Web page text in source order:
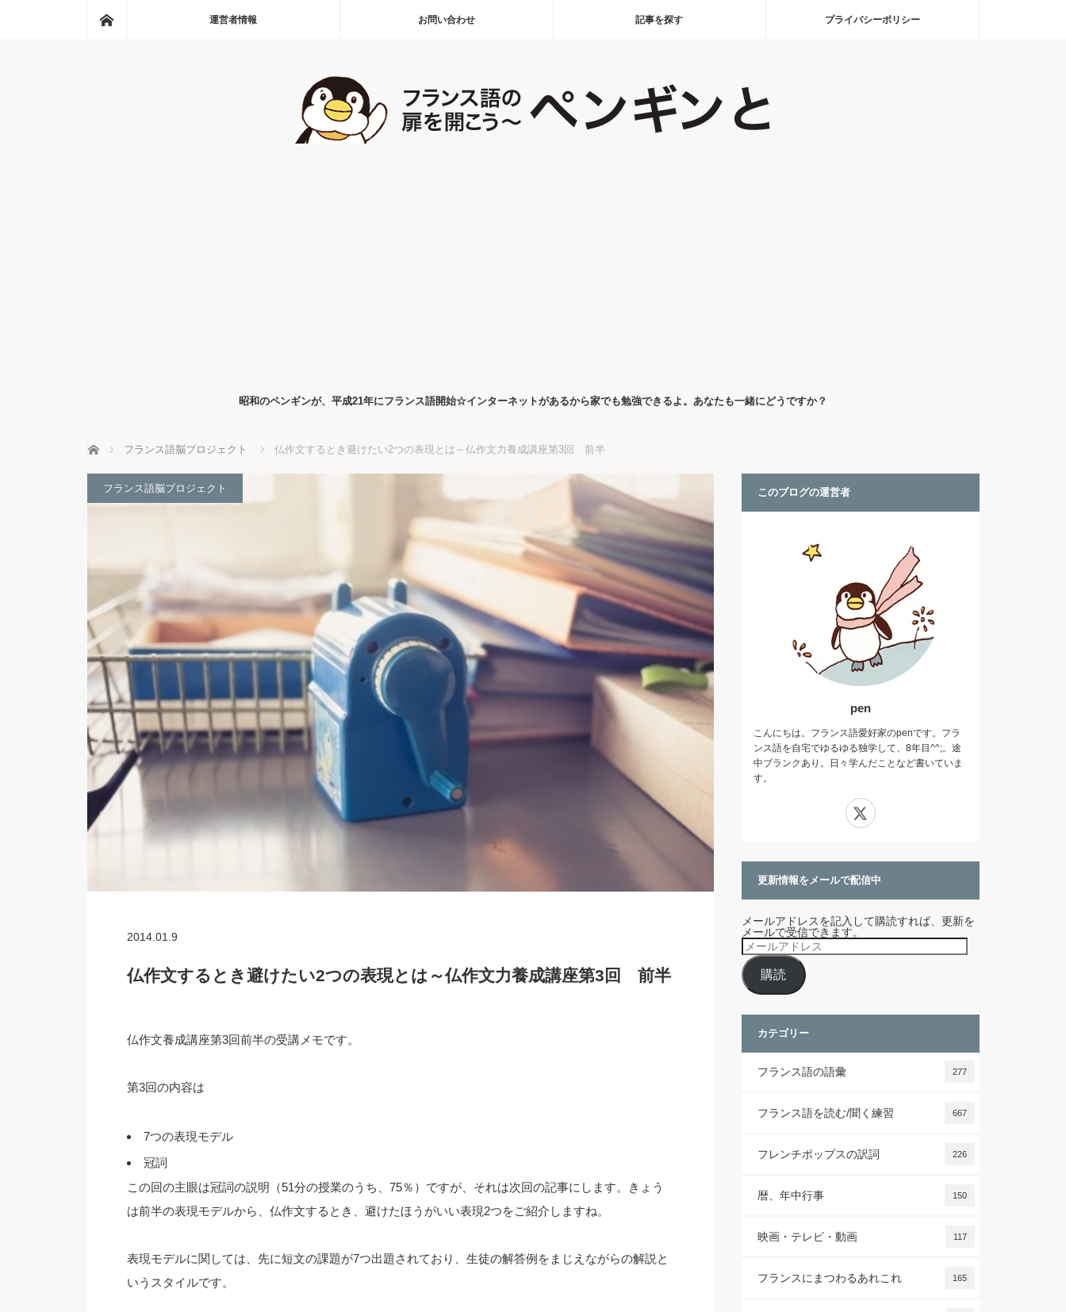
運営者情報 お問い合わせ 記事を探す プライバシーポリシー
昭和のペンギンが、平成21年にフランス語開始☆インターネットがあるから家でも勉強できるよ。あなたも一緒にどうですか？
ホーム フランス語脳プロジェクト 仏作文するとき避けたい2つの表現とは～仏作文力養成講座第3回 前半
フランス語脳プロジェクト
2014.01.9
仏作文するとき避けたい2つの表現とは～仏作文力養成講座第3回 前半
仏作文養成講座第3回前半の受講メモです。
第3回の内容は
7つの表現モデル
冠詞
この回の主眼は冠詞の説明（51分の授業のうち、75％）ですが、それは次回の記事にします。きょう
は前半の表現モデルから、仏作文するとき、避けたほうがいい表現2つをご紹介しますね。
表現モデルに関しては、先に短文の課題が7つ出題されており、生徒の解答例をまじえながらの解説と
いうスタイルです。
このブログの運営者
pen
こんにちは。フランス語愛好家のpenです。フラ
ンス語を自宅でゆるゆる独学して、8年目^^;。途
中ブランクあり。日々学んだことなど書いていま
す。
更新情報をメールで配信中
メールアドレスを記入して購読すれば、更新を
メールで受信できます。
メ
ー
ル
ア
ド
購読
カテゴリー
フランス語の語彙 277
フランス語を読む/聞く練習 667
フレンチポップスの訳詞 226
暦、年中行事 150
映画・テレビ・動画 117
フランスにまつわるあれこれ 165